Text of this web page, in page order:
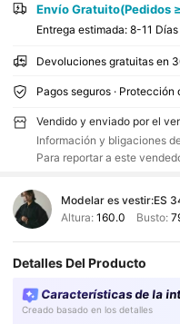
Envío Gratuito(Pedidos
Entrega estimada: 8-11
Devoluciones gratuitas en
Pagos seguros ·
Vendido y enviado por el
Información y bligaciones
Para reportar a este
Modelar es vestir:ES
Altura: 160.0 Busto:
Detalles Del Producto
Características de la
Creado basado en los detalles